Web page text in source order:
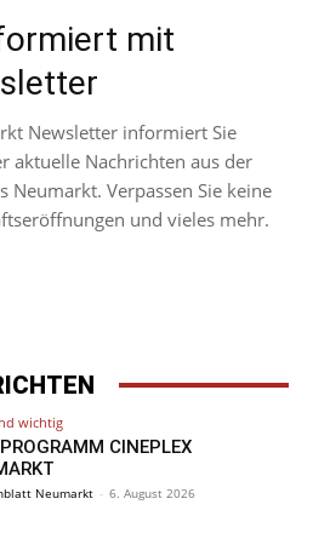
mit
Newsletter informiert Sie
aktuelle Nachrichten aus der
Neumarkt. Verpassen Sie keine
und vieles mehr.
wichtig
CINEPLEX
Neumarkt - 6. August 2026